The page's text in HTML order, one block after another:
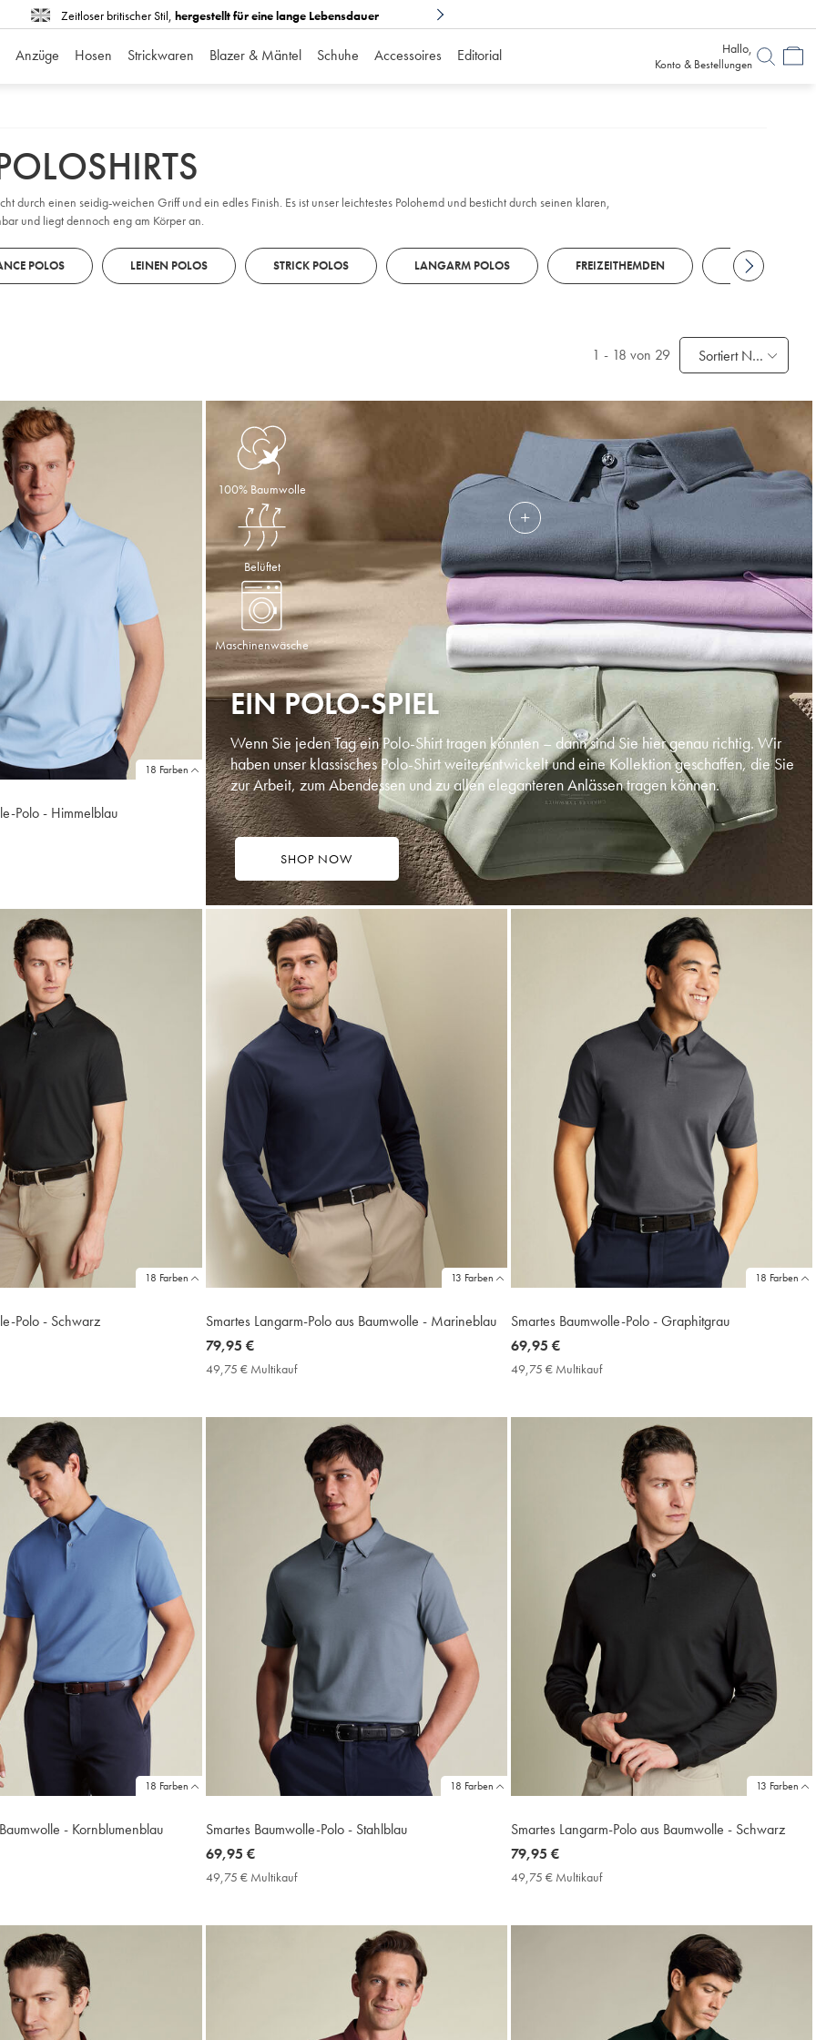
Zeitloser britischer Stil, hergestellt für eine lange Lebensdauer
Anzüge Hosen Strickwaren Blazer & Mäntel Schuhe Accessoires Editorial Hallo,
Konto & Bestellungen
durch einen seidig-weichen Griff und ein edles Finish. Es ist unser leichtestes Polohemd und besticht durch seinen klaren,
und liegt dennoch eng am Körper an.
POLOS LEINEN POLOS STRICK POLOS LANGARM POLOS FREIZEITHEMDEN BUSINESS-
1 - 18 von 29 Sortiert Nach
18 Farben
Polo - Himmelblau
100% Baumwolle
Belüftet
Maschinenwäsche
EIN POLO-SPIEL
Wenn Sie jeden Tag ein Polo-Shirt tragen könnten – dann sind Sie hier genau richtig. Wir
haben unser klassisches Polo-Shirt weiterentwickelt und eine Kollektion geschaffen, die Sie
zur Arbeit, zum Abendessen und zu allen eleganteren Anlässen tragen können.
SHOP NOW
18 Farben
Polo - Schwarz
13 Farben
Smartes Langarm-Polo aus Baumwolle - Marineblau
now
79,95
79,95 €
49,75 € Multikauf49,75
Price
18 Farben
Smartes Baumwolle-Polo - Graphitgrau
now
69,95
69,95 €
49,75 € Multikauf49,75
Price
18 Farben
- Kornblumenblau
18 Farben
Smartes Baumwolle-Polo - Stahlblau
now
69,95
69,95 €
49,75 € Multikauf49,75
Price
13 Farben
Smartes Langarm-Polo aus Baumwolle - Schwarz
now
79,95
79,95 €
49,75 € Multikauf49,75
Price